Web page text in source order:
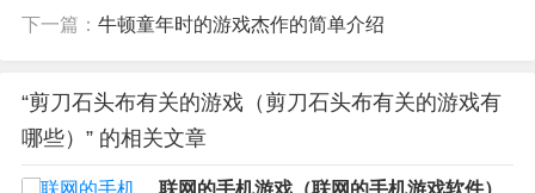
下一篇： 牛顿童年时的游戏杰作的简单介绍
“剪刀石头布有关的游戏（剪刀石头布有关的游戏有
哪些）” 的相关文章
联网的手机游戏（联网的手机游戏软件）